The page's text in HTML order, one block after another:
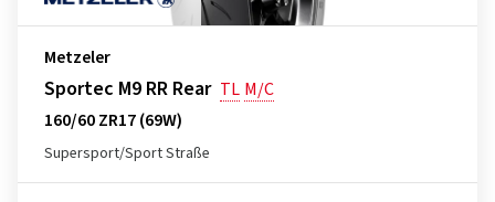
Metzeler
Sportec M9 RR Rear TL M/C
160/60 ZR17 (69W)
Supersport/Sport Straße